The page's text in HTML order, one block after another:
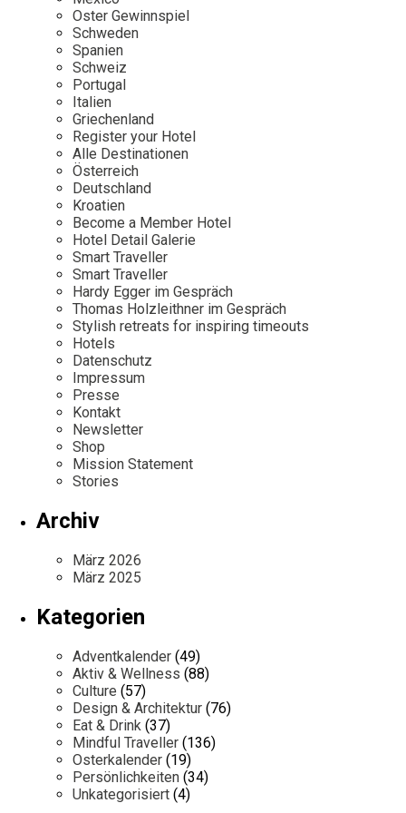
Mexico
Niederlande
Österreich
Portugal
Schweden
Spanien
Schweiz
Persönlichkeiten
Our Story
Career
Kontakt
Impressum
Oster Gewinnspiel
Schweden
Spanien
Schweiz
Portugal
Italien
Griechenland
Register your Hotel
Alle Destinationen
Österreich
Deutschland
Kroatien
Become a Member Hotel
Hotel Detail Galerie
Smart Traveller
Smart Traveller
Hardy Egger im Gespräch
Thomas Holzleithner im Gespräch
Stylish retreats for inspiring timeouts
Hotels
Datenschutz
Impressum
Presse
Kontakt
Newsletter
Shop
Mission Statement
Stories
Archiv
März 2026
März 2025
Kategorien
Adventkalender (49)
Aktiv & Wellness (88)
Culture (57)
Design & Architektur (76)
Eat & Drink (37)
Mindful Traveller (136)
Osterkalender (19)
Persönlichkeiten (34)
Unkategorisiert (4)